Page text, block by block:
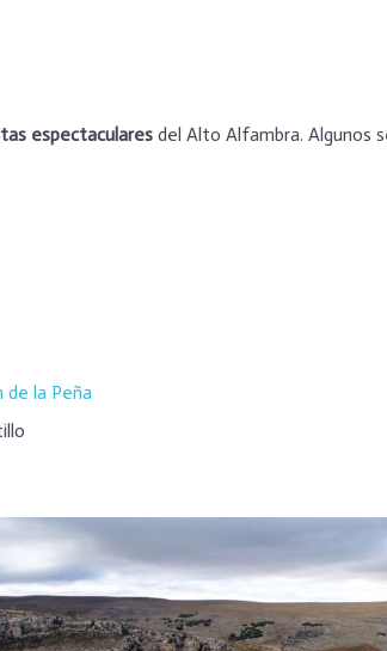
espectaculares del Alto Alfambra. Algunos
de la Peña